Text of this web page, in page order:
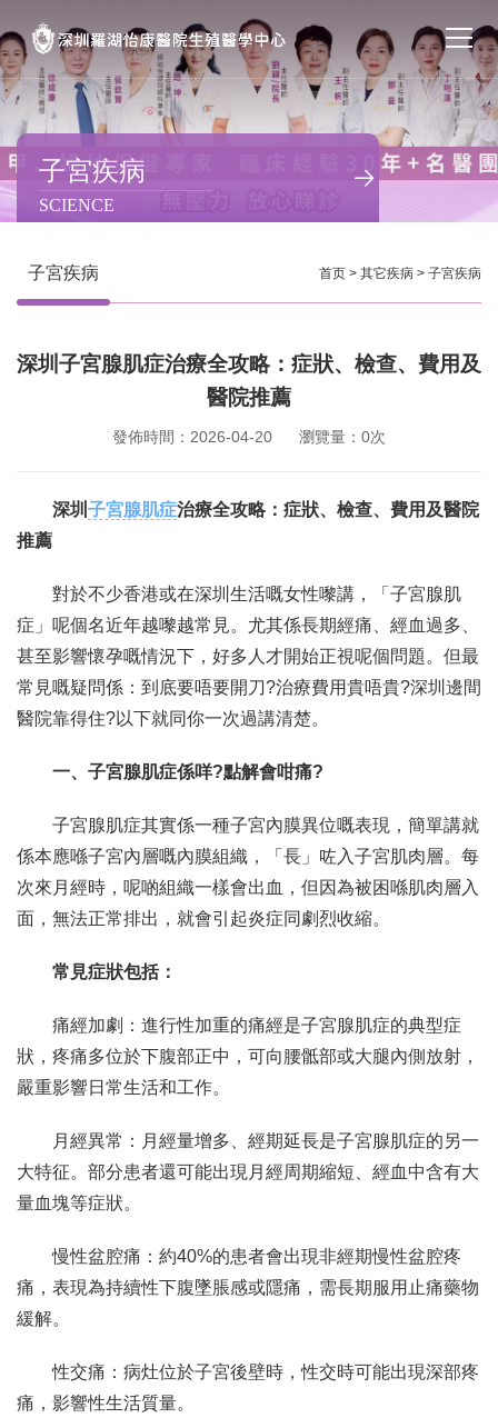
首页
私密處整形
不孕不育
特色门诊
聯繫我們
子宮疾病
SCIENCE
子宮疾病 首页 > 其它疾病 > 子宮疾病
深圳子宮腺肌症治療全攻略：症狀、檢查、費用及
醫院推薦
發佈時間：2026-04-20 瀏覽量：0次
深圳 子宮腺肌症治療全攻略：症狀、檢查、費用及醫院
推薦
對於不少香港或在深圳生活嘅女性嚟講，「子宮腺肌
症」呢個名近年越嚟越常見。尤其係長期經痛、經血過多、
甚至影響懷孕嘅情況下，好多人才開始正視呢個問題。但最
常見嘅疑問係：到底要唔要開刀?治療費用貴唔貴?深圳邊間
醫院靠得住?以下就同你一次過講清楚。
一、子宮腺肌症係咩?點解會咁痛?
子宮腺肌症其實係一種子宮內膜異位嘅表現，簡單講就
係本應喺子宮內層嘅內膜組織，「長」咗入子宮肌肉層。每
次來月經時，呢啲組織一樣會出血，但因為被困喺肌肉層入
面，無法正常排出，就會引起炎症同劇烈收縮。
常見症狀包括：
痛經加劇：進行性加重的痛經是子宮腺肌症的典型症
狀，疼痛多位於下腹部正中，可向腰骶部或大腿內側放射，
嚴重影響日常生活和工作。
月經異常：月經量增多、經期延長是子宮腺肌症的另一
大特征。部分患者還可能出現月經周期縮短、經血中含有大
量血塊等症狀。
慢性盆腔痛：約40%的患者會出現非經期慢性盆腔疼
痛，表現為持續性下腹墜脹感或隱痛，需長期服用止痛藥物
緩解。
性交痛：病灶位於子宮後壁時，性交時可能出現深部疼
痛，影響性生活質量。